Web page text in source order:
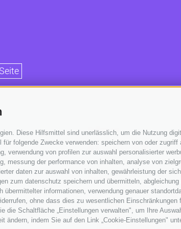
Diese Hilfsmittel sind unerlässlich, um die Nutzung
folgende Zwecke verwenden: speichern von oder
von profilen zur auswahl personalisierter
messung der performance von inhalten, analyse von
daten zur auswahl von inhalten, gewährleistung der
zum datenschutz speichern und übermitteln,
informationen, verwendung genauer
ohne dass dies zu wesentlichen
Schaltfläche „Einstellungen verwalten", um Ihre
indem Sie auf den Link „Cookie-Einstellungen"
Follow us
Partner